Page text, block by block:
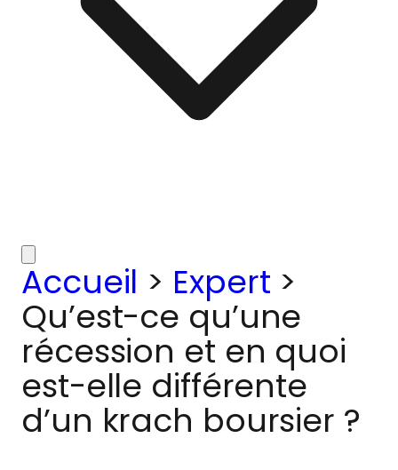
Accueil > Expert >
Qu’est-ce qu’une
récession et en quoi
est-elle différente
d’un krach boursier ?